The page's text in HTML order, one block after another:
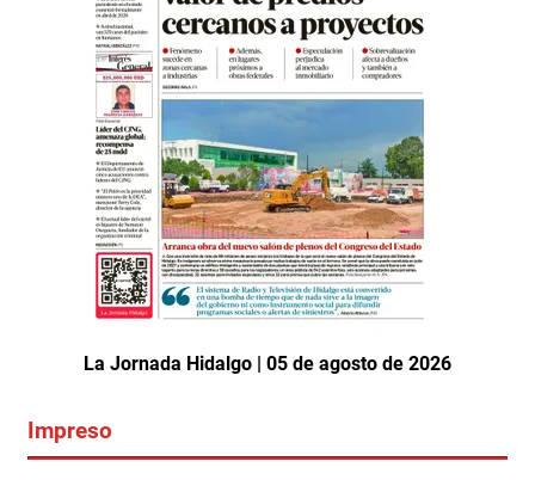
La Jornada Hidalgo | 05 de agosto de 2026
Impreso